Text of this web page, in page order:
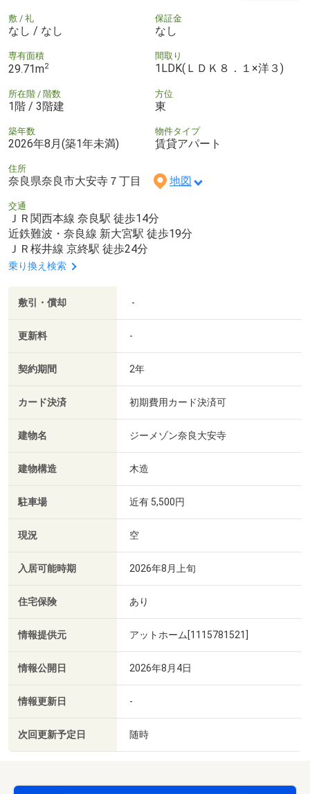
敷 / 礼
なし / なし
保証金
なし
専有面積
29.71m2
間取り
1LDK(ＬＤＫ８．１×洋３)
所在階 / 階数
1階 / 3階建
方位
東
築年数
2026年8月(築1年未満)
物件タイプ
賃貸アパート
住所
奈良県奈良市大安寺７丁目 地図
交通
ＪＲ関西本線 奈良駅 徒歩14分
近鉄難波・奈良線 新大宮駅 徒歩19分
ＪＲ桜井線 京終駅 徒歩24分
乗り換え検索
敷引・償却 -
更新料 -
契約期間 2年
カード決済 初期費用カード決済可
建物名 ジーメゾン奈良大安寺
建物構造 木造
駐車場 近有 5,500円
現況 空
入居可能時期 2026年8月上旬
住宅保険 あり
情報提供元 アットホーム[1115781521]
情報公開日 2026年8月4日
情報更新日 -
次回更新予定日 随時